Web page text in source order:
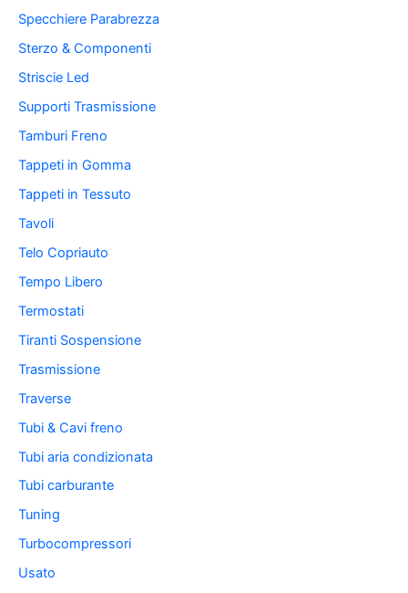
Specchiere Parabrezza
Sterzo & Componenti
Striscie Led
Supporti Trasmissione
Tamburi Freno
Tappeti in Gomma
Tappeti in Tessuto
Tavoli
Telo Copriauto
Tempo Libero
Termostati
Tiranti Sospensione
Trasmissione
Traverse
Tubi & Cavi freno
Tubi aria condizionata
Tubi carburante
Tuning
Turbocompressori
Usato